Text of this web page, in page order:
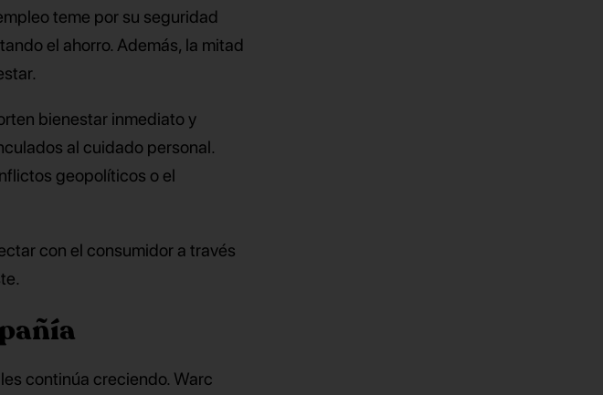
teme por su seguridad
el ahorro. Además, la mitad
bienestar inmediato y
al cuidado personal.
geopolíticos o el
con el consumidor a través
continúa creciendo. Warc